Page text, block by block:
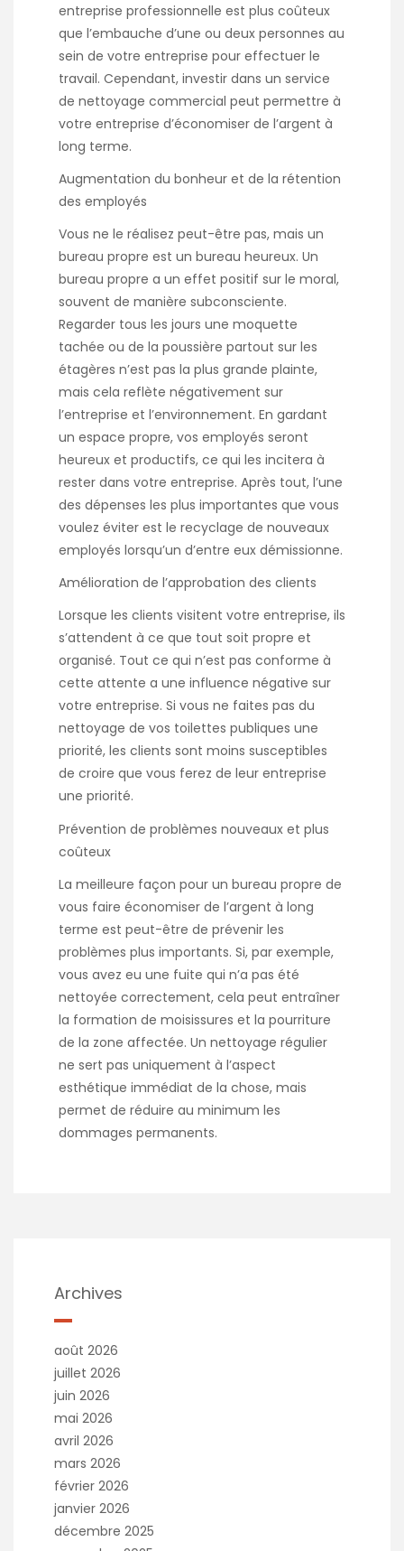
entreprise professionnelle est plus coûteux
que l’embauche d’une ou deux personnes au
sein de votre entreprise pour effectuer le
travail. Cependant, investir dans un service
de nettoyage commercial peut permettre à
votre entreprise d’économiser de l’argent à
long terme.
Augmentation du bonheur et de la rétention
des employés
Vous ne le réalisez peut-être pas, mais un
bureau propre est un bureau heureux. Un
bureau propre a un effet positif sur le moral,
souvent de manière subconsciente.
Regarder tous les jours une moquette
tachée ou de la poussière partout sur les
étagères n’est pas la plus grande plainte,
mais cela reflète négativement sur
l’entreprise et l’environnement. En gardant
un espace propre, vos employés seront
heureux et productifs, ce qui les incitera à
rester dans votre entreprise. Après tout, l’une
des dépenses les plus importantes que vous
voulez éviter est le recyclage de nouveaux
employés lorsqu’un d’entre eux démissionne.
Amélioration de l’approbation des clients
Lorsque les clients visitent votre entreprise, ils
s’attendent à ce que tout soit propre et
organisé. Tout ce qui n’est pas conforme à
cette attente a une influence négative sur
votre entreprise. Si vous ne faites pas du
nettoyage de vos toilettes publiques une
priorité, les clients sont moins susceptibles
de croire que vous ferez de leur entreprise
une priorité.
Prévention de problèmes nouveaux et plus
coûteux
La meilleure façon pour un bureau propre de
vous faire économiser de l’argent à long
terme est peut-être de prévenir les
problèmes plus importants. Si, par exemple,
vous avez eu une fuite qui n’a pas été
nettoyée correctement, cela peut entraîner
la formation de moisissures et la pourriture
de la zone affectée. Un nettoyage régulier
ne sert pas uniquement à l’aspect
esthétique immédiat de la chose, mais
permet de réduire au minimum les
dommages permanents.
Archives
août 2026
juillet 2026
juin 2026
mai 2026
avril 2026
mars 2026
février 2026
janvier 2026
décembre 2025